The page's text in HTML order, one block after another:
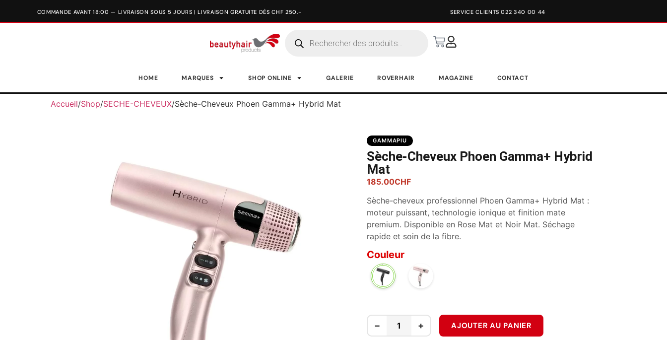
SERVICE CLIENTS 022 340 00 44
HOME MARQUES SHOP ONLINE GALERIE ROVERHAIR MAGAZINE CONTACT
Accueil/Shop/SECHE-CHEVEUX/Sèche-Cheveux Phoen Gamma+ Hybrid Mat
GAMMAPIU
Sèche-Cheveux Phoen Gamma+ Hybrid
Mat
185.00CHF
Sèche-cheveux professionnel Phoen Gamma+ Hybrid Mat :
moteur puissant, technologie ionique et finition mate
premium. Disponible en Rose Mat et Noir Mat. Séchage
rapide et soin de la fibre.
Couleur
NOIR ROSE
− + AJOUTER AU PANIER